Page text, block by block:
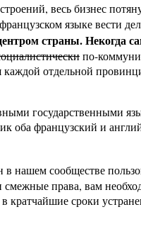
весь бизнес
языке вести
страны. Некогда
по-
каждой отдельной
государственными
оба французский и
нашем сообществе
права, вам
сроки